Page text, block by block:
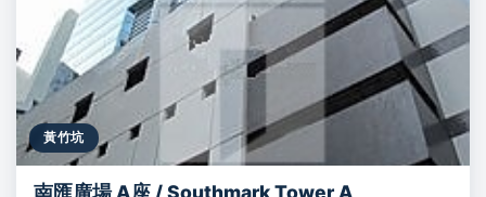
黃竹坑
南匯廣場 A座 / Southmark Tower A